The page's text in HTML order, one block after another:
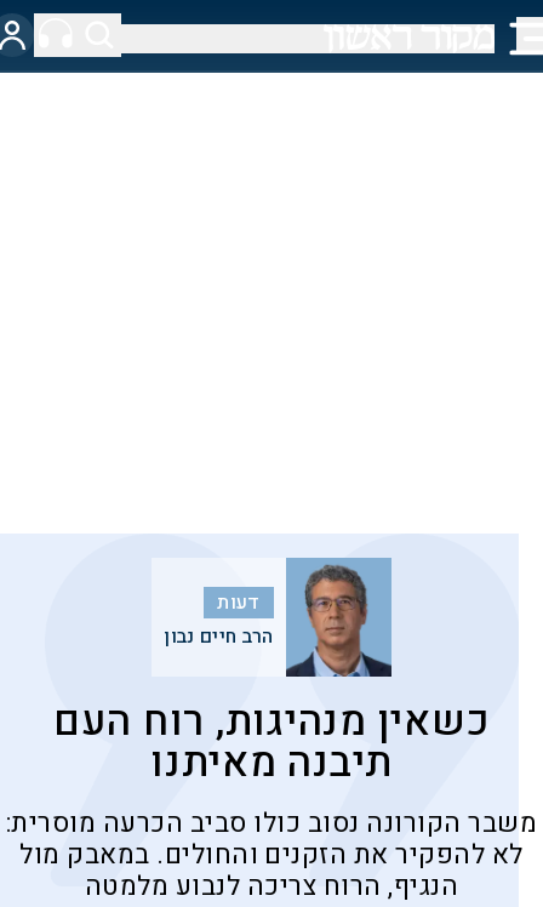
דעות
הרב חיים נבון
כשאין מנהיגות, רוח העם
תיבנה מאיתנו
משבר הקורונה נסוב כולו סביב הכרעה מוסרית:
לא להפקיר את הזקנים והחולים. במאבק מול
הנגיף, הרוח צריכה לנבוע מלמטה